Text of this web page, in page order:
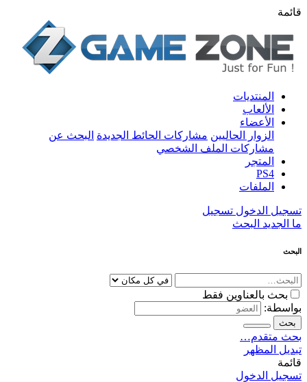
قائمة
المنتديات
الألعاب
الأعضاء
الزوار الحاليين مشاركات الحائط الجديدة البحث عن
مشاركات الملف الشخصي
المتجر
PS4
الملفات
تسجيل الدخول تسجيل
ما الجديد البحث
البحث
بحث بالعناوين فقط
بواسطة:
بحث
بحث متقدم…
تبديل المظهر
قائمة
تسجيل الدخول